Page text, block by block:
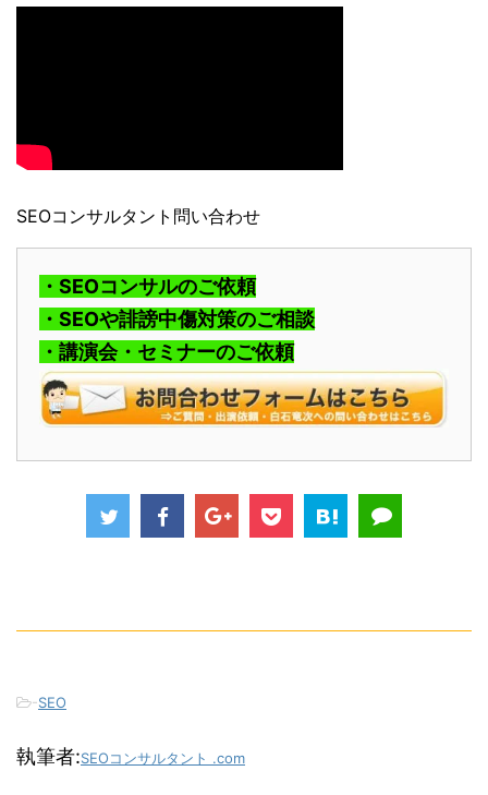
SEOコンサルタント問い合わせ
・SEOコンサルのご依頼
・SEOや誹謗中傷対策のご相談
・講演会・セミナーのご依頼
-SEO
執筆者:SEOコンサルタント .com